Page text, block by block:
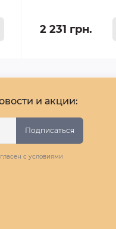
2 231 грн.
и акции:
Подписаться
с условиями